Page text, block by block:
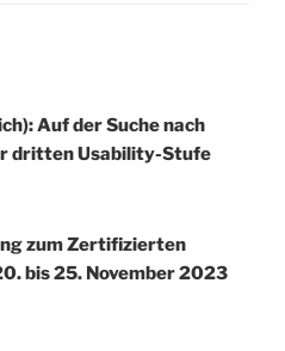
Auf der Suche nach
dritten Usability-Stufe
zum Zertifizierten
bis 25. November 2023